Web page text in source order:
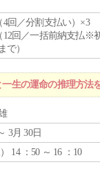
4回／分割支払い）×3
12回／一括前納支払※
で）
生の運命の推理方法
3月 30日
） 14 ：50 ～ 16 ：10